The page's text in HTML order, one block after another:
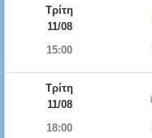
Τρίτη
11/08
15:00
Τρίτη
11/08
18:00